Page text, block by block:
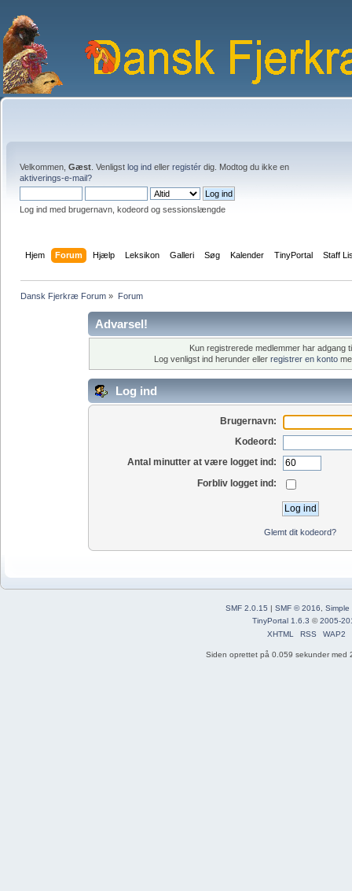
Velkommen, Gæst . Venligst log ind eller registér dig. Modtog du ikke en
aktiverings-e-mail?
Log ind med brugernavn, kodeord og sessionslængde
Hjem Forum Hjælp Leksikon Galleri Søg Kalender TinyPortal Staff
Dansk Fjerkræ Forum » Forum
Advarsel!
Kun registrerede medlemmer har adgang
Log venligst ind herunder eller registrer en konto
Log ind
Brugernavn:
Kodeord:
Antal minutter at være logget ind:
Forbliv logget ind:
Glemt dit kodeord?
SMF 2.0.15 | SMF © 2016
Simple
TinyPortal 1.6.3 ©2005-
XHTML
RSS WAP2
Siden oprettet på 0.059 sekunder med